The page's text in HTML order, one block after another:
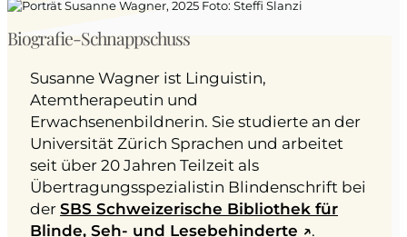
Biografie-Schnappschuss
Susanne Wagner ist Linguistin,
Atemtherapeutin und
Erwachsenenbildnerin. Sie studierte an der
Universität Zürich Sprachen und arbeitet
seit über 20 Jahren Teilzeit als
Übertragungsspezialistin Blindenschrift bei
derSBS Schweizerische Bibliothek für
Blinde, Seh- und Lesebehinderte ↗️.